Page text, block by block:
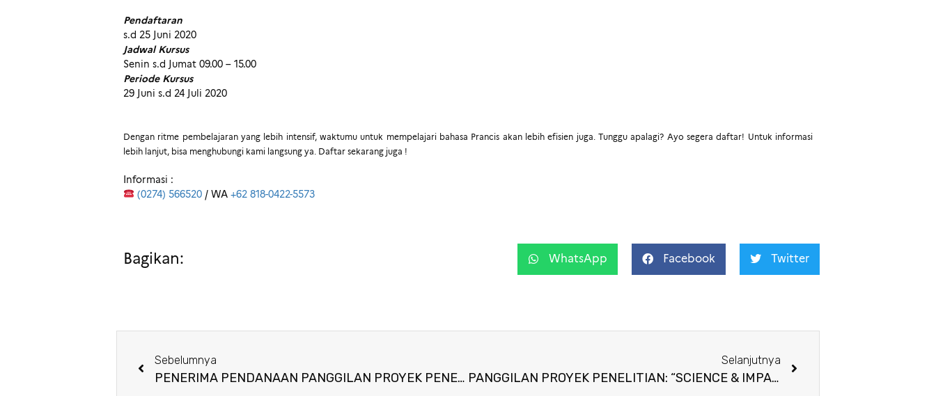
Pendaftaran
s.d 25 Juni 2020
Jadwal Kursus
Senin s.d Jumat 09.00 – 15.00
Periode Kursus
29 Juni s.d 24 Juli 2020
Dengan ritme pembelajaran yang lebih intensif, waktumu untuk mempelajari bahasa Prancis akan lebih efisien juga. Tunggu apalagi? Ayo segera daftar! Untuk informasi
lebih lanjut, bisa menghubungi kami langsung ya. Daftar sekarang juga !
Informasi :
(0274) 566520/ WA +62 818-0422-5573
Bagikan: WhatsApp Facebook Twitter
Sebelumnya
PENERIMA PENDANAAN PANGGILAN PROYEK PENELITIAN
Selanjutnya
PANGGILAN PROYEK PENELITIAN: “SCIENCE & IMPACT”